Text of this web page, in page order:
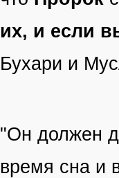
их, и если
Бухари и
"Он должен
время сна и